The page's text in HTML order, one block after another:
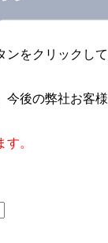
ンをクリックして
今後の弊社お客様
。